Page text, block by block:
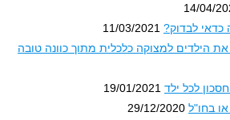
14/
לבדוק? 11/03/2021
למצוקה כלכלית מתוך כוונה טובה
19/01/2021
29/12/2020